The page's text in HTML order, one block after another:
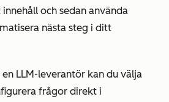
och sedan använda
nästa steg i ditt
LLM-leverantör kan du välja
frågor direkt i